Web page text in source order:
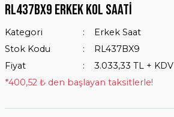
Rl437bx9 Erkek Kol Saati
Kategori
Erkek Saat
Stok Kodu
RL437BX9
Fiyat
3.033,33 TL + KDV
*400,52 ₺ den başlayan taksitlerle!